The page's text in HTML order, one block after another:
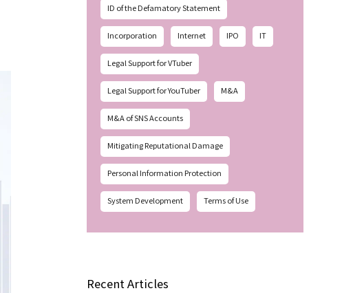
ID of the Defamatory Statement
Incorporation Internet IPO IT
Legal Support for VTuber
Legal Support for YouTuber M&A
M&A of SNS Accounts
Mitigating Reputational Damage
Personal Information Protection
System Development Terms of Use
Recent Articles